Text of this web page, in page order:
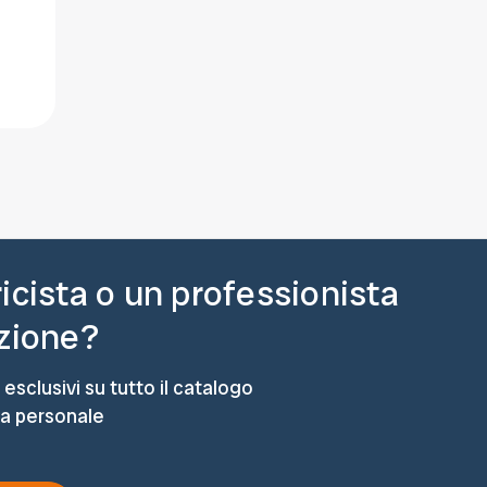
o un professionista
su tutto il catalogo
personale